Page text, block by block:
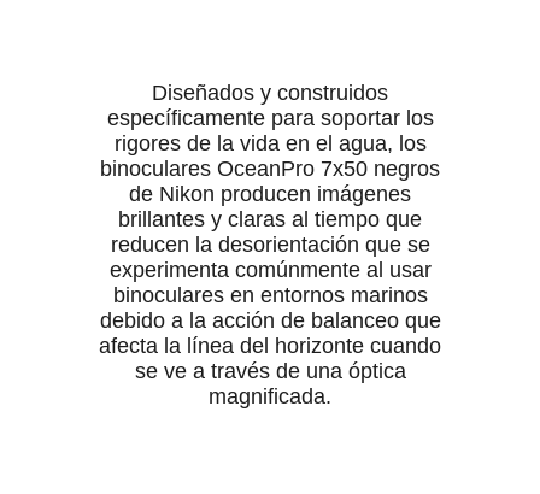
Diseñados y construidos
específicamente para soportar los
rigores de la vida en el agua, los
binoculares OceanPro 7x50 negros
de Nikon producen imágenes
brillantes y claras al tiempo que
reducen la desorientación que se
experimenta comúnmente al usar
binoculares en entornos marinos
debido a la acción de balanceo que
afecta la línea del horizonte cuando
se ve a través de una óptica
magnificada.